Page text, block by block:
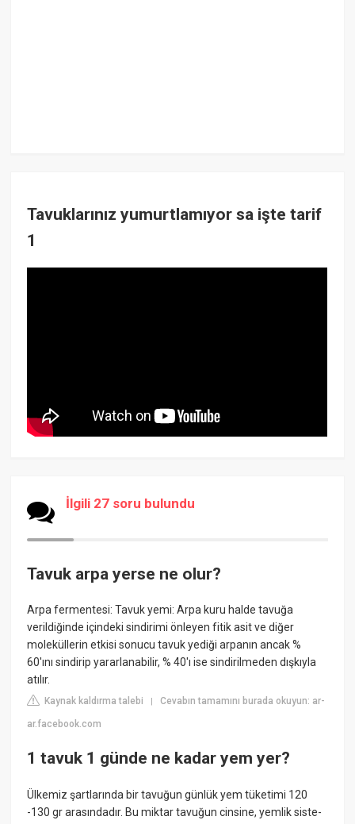
Tavuklarınız yumurtlamıyor sa işte tarif
1
İlgili 27 soru bulundu
Tavuk arpa yerse ne olur?
Arpa fermentesi: Tavuk yemi: Arpa kuru halde tavuğa
verildiğinde içindeki sindirimi önleyen fitik asit ve diğer
moleküllerin etkisi sonucu tavuk yediği arpanın ancak %
60'ını sindirip yararlanabilir, % 40'ı ise sindirilmeden dışkıyla
atılır.
Kaynak kaldırma talebi |Cevabın tamamını burada okuyun: ar-
ar.facebook.com
1 tavuk 1 günde ne kadar yem yer?
Ülkemiz şartlarında bir tavuğun günlük yem tüketimi 120
-130 gr arasındadır. Bu miktar tavuğun cinsine, yemlik siste-